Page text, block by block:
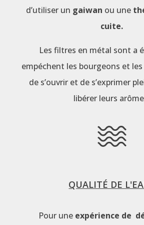
d’utiliser un gaiwan ou une
cuite.
Les filtres en métal sont a
empéchent les bourgeons et
de s’ouvrir et de s’exprimer
libérer leurs
QUALITÉ DE
Pour une expérience de